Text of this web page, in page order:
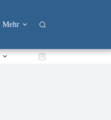
Mehr
Warenkorb